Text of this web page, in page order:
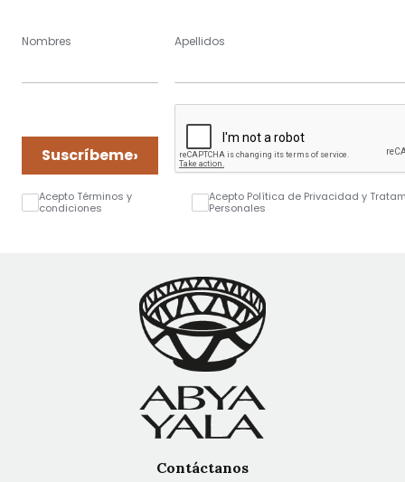
Nombres Apellidos
Suscríbeme›
Acepto Términos y
condiciones
Acepto Política de Privacidad y
Personales
Contáctanos